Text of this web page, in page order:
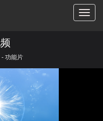
切
- 功能片
产品视频 宣传片/纪录片
微电影/快闪